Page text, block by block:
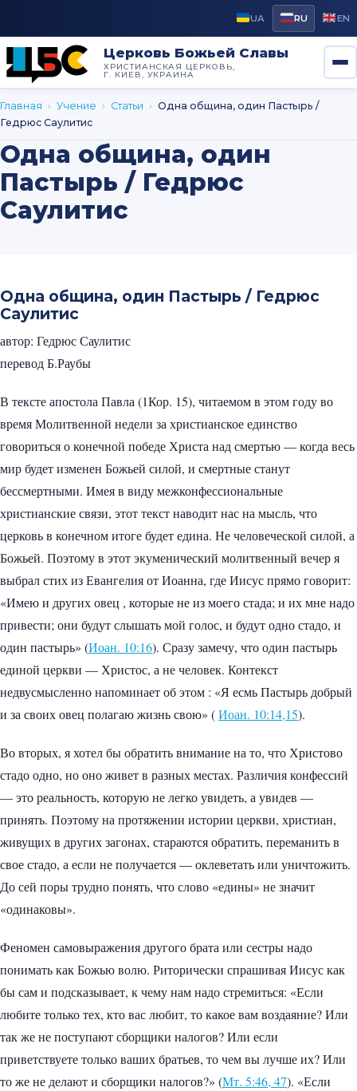
UA RU EN
Церковь Божьей Славы
ХРИСТИАНСКАЯ ЦЕРКОВЬ,
Г. КИЕВ, УКРАИНА
Главная › Учение › Статьи › Одна община, один Пастырь /
Гедрюс Саулитис
Одна община, один
Пастырь / Гедрюс
Саулитис
Одна община, один Пастырь / Гедрюс
Саулитис
автор: Гедрюс Саулитис
перевод Б.Раубы
В тексте апостола Павла (1Кор. 15), читаемом в этом году во
время Молитвенной недели за христианское единство
говориться о конечной победе Христа над смертью — когда весь
мир будет изменен Божьей силой, и смертные станут
бессмертными. Имея в виду межконфессиональные
христианские связи, этот текст наводит нас на мысль, что
церковь в конечном итоге будет едина. Не человеческой силой, а
Божьей. Поэтому в этот экуменический молитвенный вечер я
выбрал стих из Евангелия от Иоанна, где Иисус прямо говорит:
«Имею и других овец , которые не из моего стада; и их мне надо
привести; они будут слышать мой голос, и будут одно стадо, и
один пастырь» (Иоан. 10:16). Сразу замечу, что один пастырь
единой церкви — Христос, а не человек. Контекст
недвусмысленно напоминает об этом : «Я есмь Пастырь добрый
и за своих овец полагаю жизнь свою» (Иоан. 10:14,15).
Во вторых, я хотел бы обратить внимание на то, что Христово
стадо одно, но оно живет в разных местах. Различия конфессий
— это реальность, которую не легко увидеть, а увидев —
принять. Поэтому на протяжении истории церкви, христиан,
живущих в других загонах, стараются обратить, переманить в
свое стадо, а если не получается — оклеветать или уничтожить.
До сей поры трудно понять, что слово «едины» не значит
«одинаковы».
Феномен самовыражения другого брата или сестры надо
понимать как Божью волю. Риторически спрашивая Иисус как
бы сам и подсказывает, к чему нам надо стремиться: «Если
любите только тех, кто вас любит, то какое вам воздаяние? Или
так же не поступают сборщики налогов? Или если
приветствуете только ваших братьев, то чем вы лучше их? Или
то же не делают и сборщики налогов?» (Мт. 5:46, 47). «Если